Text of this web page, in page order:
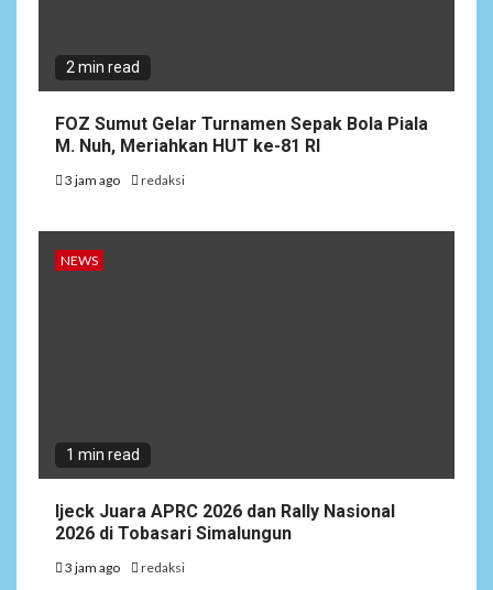
2 min read
FOZ Sumut Gelar Turnamen Sepak Bola Piala
M. Nuh, Meriahkan HUT ke-81 RI
3 jam ago redaksi
NEWS
1 min read
Ijeck Juara APRC 2026 dan Rally Nasional
2026 di Tobasari Simalungun
3 jam ago redaksi